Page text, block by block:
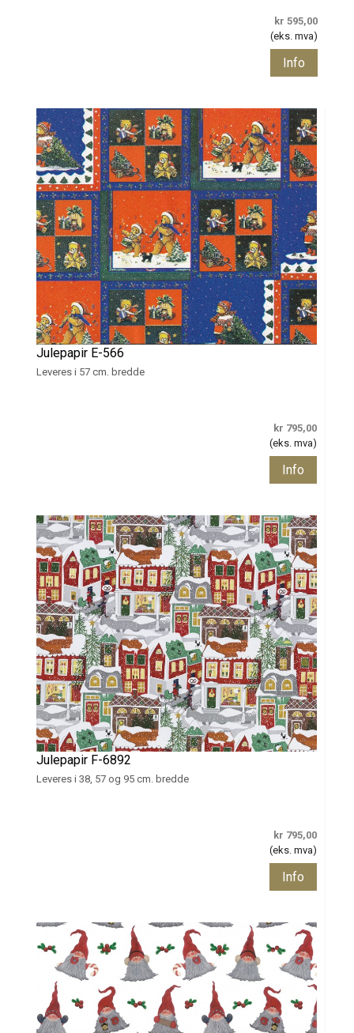
kr 595,00
(eks. mva)
Info
Julepapir E-566
Leveres i 57 cm. bredde
kr 795,00
(eks. mva)
Info
Julepapir F-6892
Leveres i 38, 57 og 95 cm. bredde
kr 795,00
(eks. mva)
Info